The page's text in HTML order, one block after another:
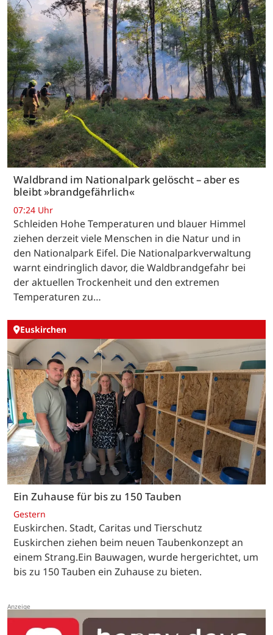
Waldbrand im Nationalpark gelöscht – aber es
bleibt »brandgefährlich«
07:24 Uhr
Schleiden Hohe Temperaturen und blauer Himmel
ziehen derzeit viele Menschen in die Natur und in
den Nationalpark Eifel. Die Nationalparkverwaltung
warnt eindringlich davor, die Waldbrandgefahr bei
der aktuellen Trockenheit und den extremen
Temperaturen zu…
Euskirchen
Ein Zuhause für bis zu 150 Tauben
Gestern
Euskirchen. Stadt, Caritas und Tierschutz
Euskirchen ziehen beim neuen Taubenkonzept an
einem Strang.Ein Bauwagen, wurde hergerichtet, um
bis zu 150 Tauben ein Zuhause zu bieten.